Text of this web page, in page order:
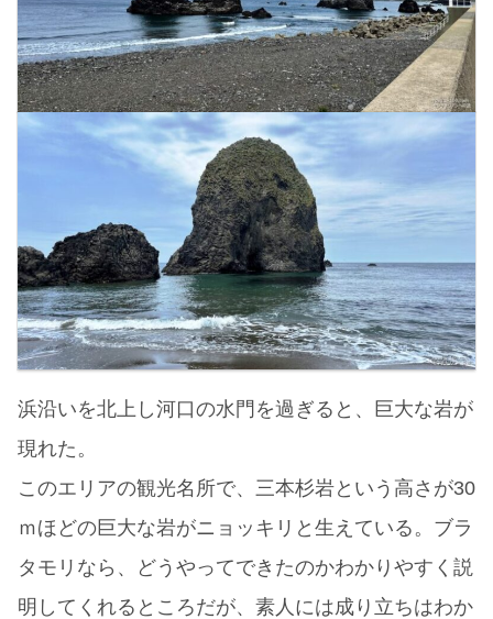
浜沿いを北上し河口の水門を過ぎると、巨大な岩が
現れた。
このエリアの観光名所で、三本杉岩という高さが30
ｍほどの巨大な岩がニョッキリと生えている。ブラ
タモリなら、どうやってできたのかわかりやすく説
明してくれるところだが、素人には成り立ちはわか